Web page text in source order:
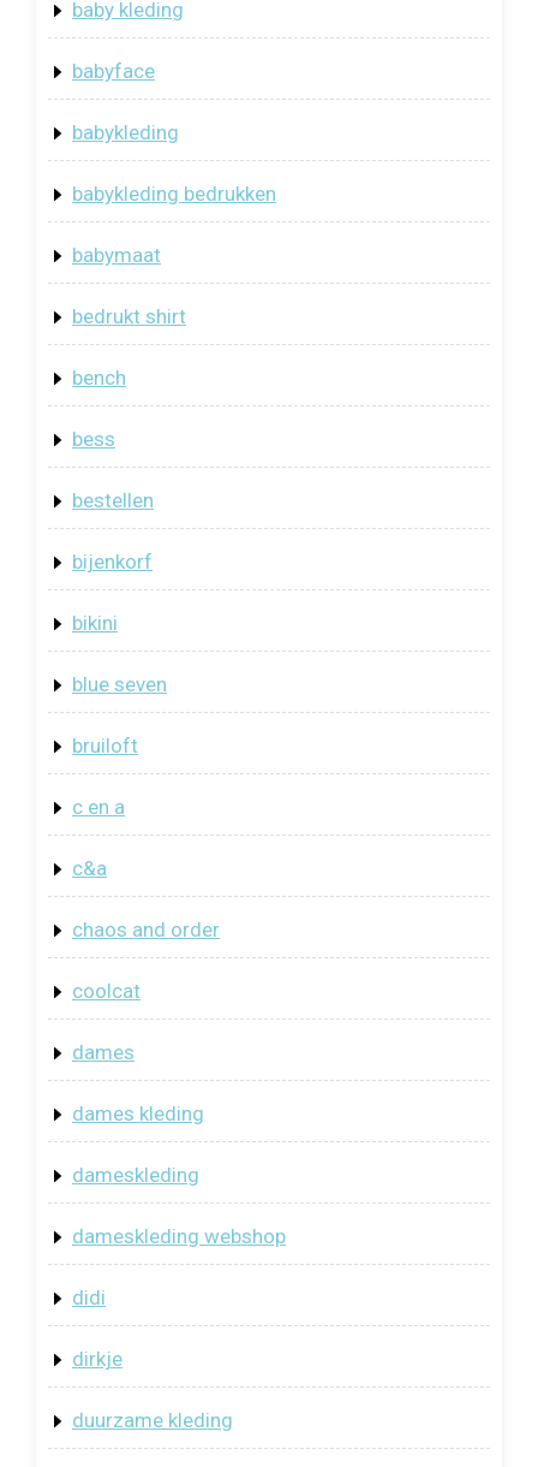
baby kleding
babyface
babykleding
babykleding bedrukken
babymaat
bedrukt shirt
bench
bess
bestellen
bijenkorf
bikini
blue seven
bruiloft
c en a
c&a
chaos and order
coolcat
dames
dames kleding
dameskleding
dameskleding webshop
didi
dirkje
duurzame kleding